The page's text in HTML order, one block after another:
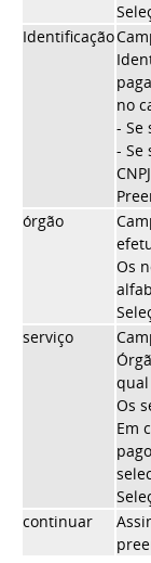
Identificação
no
- Se
- Se
órgão
Os
serviço
Os
Em
continuar